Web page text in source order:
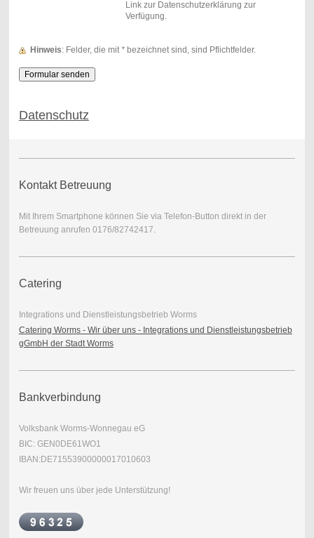
Link zur Datenschutzerklärung zur
Verfügung.
Hinweis : Felder, die mit *bezeichnet sind, sind Pflichtfelder.
Datenschutz
Kontakt Betreuung
Mit Ihrem Smartphone können Sie via Telefon-Button direkt in der
Betreuung anrufen 0176/82742417.
Catering
Integrations und Dienstleistungsbetrieb Worms
Catering Worms - Wir über uns - Integrations und Dienstleistungsbetrieb
gGmbH der Stadt Worms
Bankverbindung
Volksbank Worms-Wonnegau eG
BIC: GEN0DE61WO1
IBAN:DE71553900000017010603
Wir freuen uns über jede Unterstützung!